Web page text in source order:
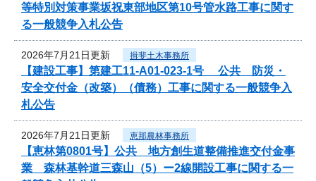
等特別対策事業坂祝東部地区第10号管水路工事に関す
る一般競争入札公告
2026年7月21日更新 揖斐土木事務所
【建設工事】第建工11-A01-023-1号 公共 防災・
安全交付金（改築）（債務）工事に関する一般競争入
札公告
2026年7月21日更新 恵那農林事務所
【恵林第0801号】公共 地方創生道整備推進交付金事
業 森林基幹道三森山（5）ー2線開設工事に関する一